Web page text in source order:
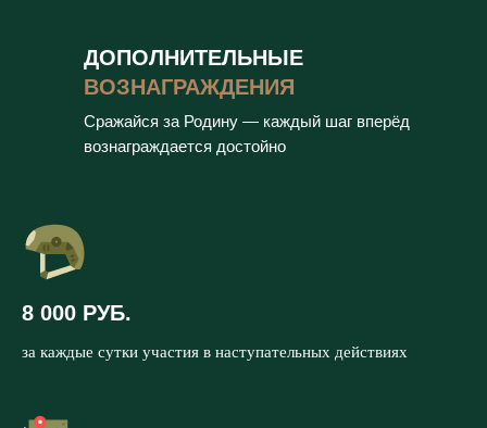
ДОПОЛНИТЕЛЬНЫЕ
ВОЗНАГРАЖДЕНИЯ
Сражайся за Родину — каждый шаг вперёд
вознаграждается достойно
8 000 РУБ.
за каждые сутки участия в наступательных действиях